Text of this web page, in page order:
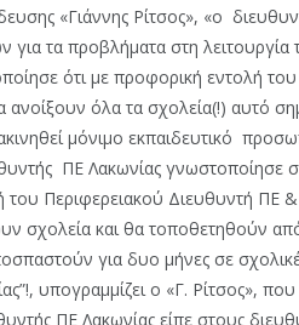
«Γιάννης Ρίτσος», «ο
για τα προβλήματα στη λειτουργία
ότι με προφορική εντολή του
όλα τα σχολεία(!) αυτό
μόνιμο εκπαιδευτικό
ΠΕ Λακωνίας γνωστοποίησε
του Περιφερειακού Διευθυντή ΠΕ
σχολεία και θα τοποθετηθούν
για δυο μήνες σε
υπογραμμίζει ο «Γ. Ρίτσος»,
ΠΕ Λακωνίας είπε στους